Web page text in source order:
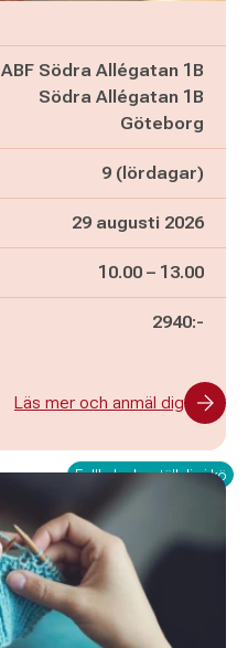
ABF Södra Allégatan 1B
Södra Allégatan 1B
Göteborg
9 (lördagar)
29 augusti 2026
Pågår mellan
10.00 – och
13.00
2940:-
Läs mer och anmäl dig
Fullbokad – ställ dig i kö